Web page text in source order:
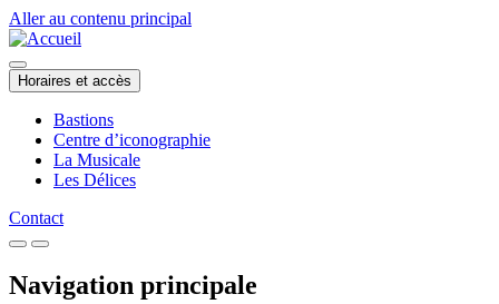
Aller au contenu principal
Horaires et accès
Bastions
Centre d’iconographie
La Musicale
Les Délices
Contact
Navigation principale